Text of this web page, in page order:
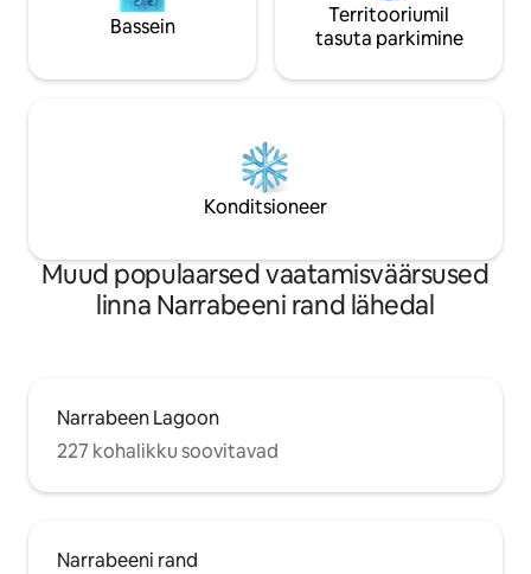
Bassein
Territooriumil
tasuta parkimine
Konditsioneer
Muud populaarsed vaatamisväärsused
linna Narrabeeni rand lähedal
Narrabeen Lagoon
227 kohalikku soovitavad
Narrabeeni rand